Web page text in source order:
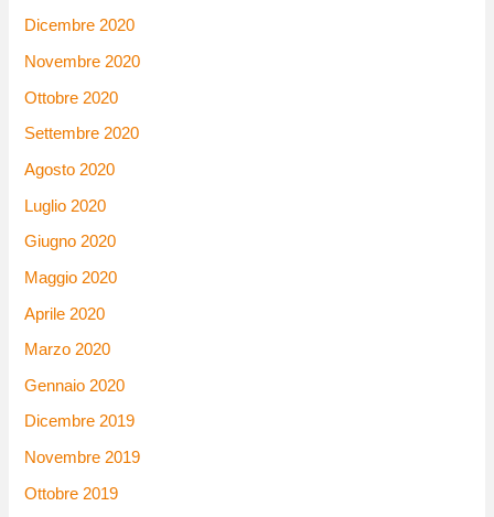
Dicembre 2020
Novembre 2020
Ottobre 2020
Settembre 2020
Agosto 2020
Luglio 2020
Giugno 2020
Maggio 2020
Aprile 2020
Marzo 2020
Gennaio 2020
Dicembre 2019
Novembre 2019
Ottobre 2019